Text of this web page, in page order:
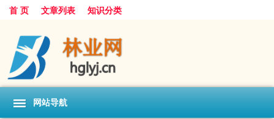
首 页 文章列表 知识分类
网站导航